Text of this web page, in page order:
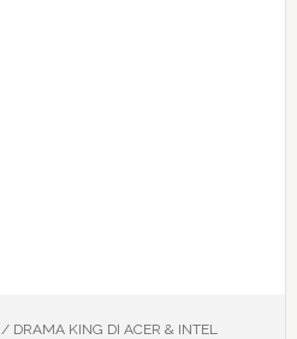
/DRAMA KING DI ACER & INTEL